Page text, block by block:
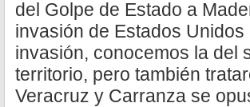
del Golpe de Estado a
invasión de Estados
invasión, conocemos la del
territorio, pero también
Veracruz y Carranza se